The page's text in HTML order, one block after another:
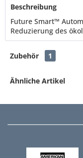
Beschreibung
Future Smart™
Reduzierung des
Zubehör 1
Ähnliche Artikel